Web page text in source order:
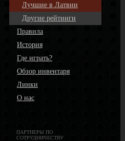
Лучшие в Латвии
Другие рейтинги
Правила
История
Где играть?
Обзор инвентаря
Линки
О нас
ПАРТНЕРЫ ПО
СОТРУДНИЧЕСТВУ